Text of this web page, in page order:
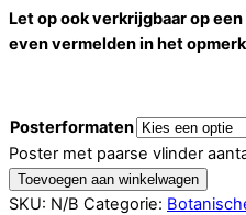
Let op ook verkrijgbaar op
even vermelden in het
Posterformaten
Poster met paarse vlinder
Toevoegen aan winkelwagen
SKU: N/B Categorie: